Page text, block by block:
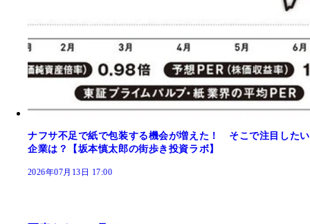
ナフサ不足で紙で包装する機会が増えた！ そこで注目したい
企業は？【坂本慎太郎の街歩き投資ラボ】
2026年07月13日 17:00